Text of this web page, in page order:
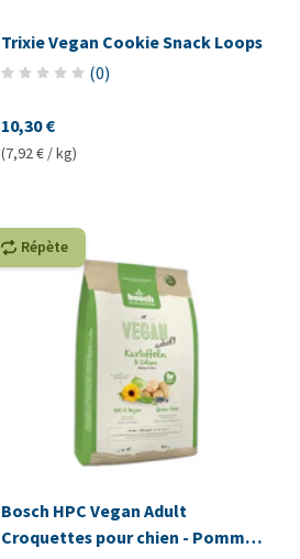
Trixie Vegan Cookie Snack Loops
(0)
10,30 €
(7,92 € / kg)
Répète
Bosch HPC Vegan Adult
Croquettes pour chien - Pomme